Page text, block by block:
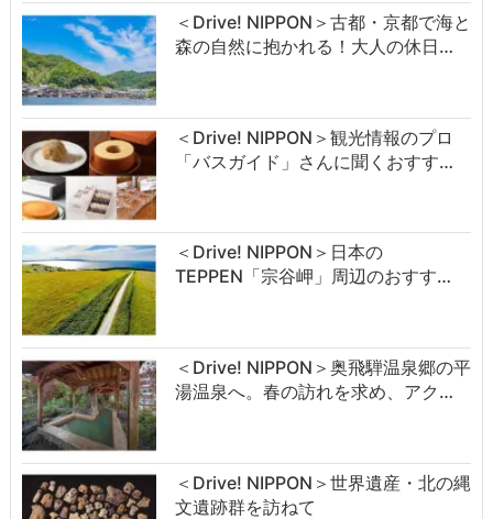
＜Drive! NIPPON＞古都・京都で海と
森の自然に抱かれる！大人の休日…
＜Drive! NIPPON＞観光情報のプロ
「バスガイド」さんに聞くおすす…
＜Drive! NIPPON＞日本の
TEPPEN「宗谷岬」周辺のおすす…
＜Drive! NIPPON＞奥飛騨温泉郷の平
湯温泉へ。春の訪れを求め、アク…
＜Drive! NIPPON＞世界遺産・北の縄
文遺跡群を訪ねて